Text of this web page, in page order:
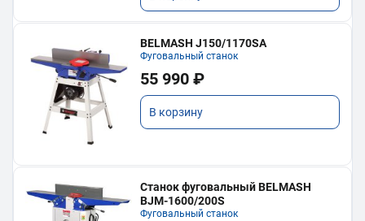
BELMASH J150/1170SA
Фуговальный станок
55 990 ₽
В корзину
Станок фуговальный BELMASH
BJM-1600/200S
Фуговальный станок